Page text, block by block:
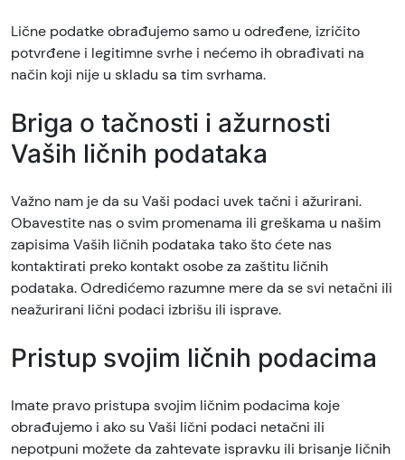
Lične podatke obrađujemo samo u određene, izričito
potvrđene i legitimne svrhe i nećemo ih obrađivati na
način koji nije u skladu sa tim svrhama.
Briga o tačnosti i ažurnosti
Vaših ličnih podataka
Važno nam je da su Vaši podaci uvek tačni i ažurirani.
Obavestite nas o svim promenama ili greškama u našim
zapisima Vaših ličnih podataka tako što ćete nas
kontaktirati preko kontakt osobe za zaštitu ličnih
podataka. Odredićemo razumne mere da se svi netačni ili
neažurirani lični podaci izbrišu ili isprave.
Pristup svojim ličnih podacima
Imate pravo pristupa svojim ličnim podacima koje
obrađujemo i ako su Vaši lični podaci netačni ili
nepotpuni možete da zahtevate ispravku ili brisanje ličnih